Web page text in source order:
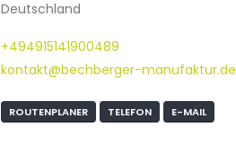
Deutschland
+494915141900489
kontakt@bechberger-manufaktur.de
ROUTENPLANER TELEFON E-MAIL